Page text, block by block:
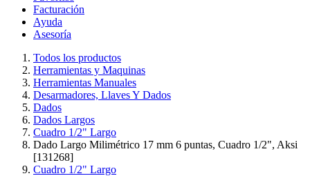
Facturación
Ayuda
Asesoría
Todos los productos
Herramientas y Maquinas
Herramientas Manuales
Desarmadores, Llaves Y Dados
Dados
Dados Largos
Cuadro 1/2" Largo
Dado Largo Milimétrico 17 mm 6 puntas, Cuadro 1/2", Aksi
[131268]
Cuadro 1/2" Largo